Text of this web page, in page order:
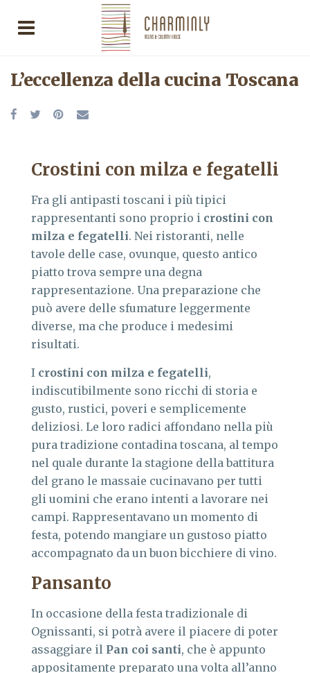
L’eccellenza della cucina Toscana
Crostini con milza e fegatelli
Fra gli antipasti toscani i più tipici
rappresentanti sono proprio i crostini con
milza e fegatelli. Nei ristoranti, nelle
tavole delle case, ovunque, questo antico
piatto trova sempre una degna
rappresentazione. Una preparazione che
può avere delle sfumature leggermente
diverse, ma che produce i medesimi
risultati.
I crostini con milza e fegatelli,
indiscutibilmente sono ricchi di storia e
gusto, rustici, poveri e semplicemente
deliziosi. Le loro radici affondano nella più
pura tradizione contadina toscana, al tempo
nel quale durante la stagione della battitura
del grano le massaie cucinavano per tutti
gli uomini che erano intenti a lavorare nei
campi. Rappresentavano un momento di
festa, potendo mangiare un gustoso piatto
accompagnato da un buon bicchiere di vino.
Pansanto
In occasione della festa tradizionale di
Ognissanti, si potrà avere il piacere di poter
assaggiare il Pan coi santi, che è appunto
appositamente preparato una volta all’anno